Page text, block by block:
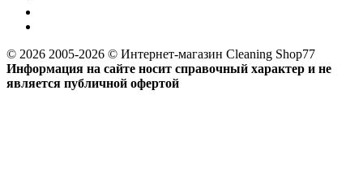
© 2026 2005-2026 © Интернет-магазин Cleaning Shop77
Информация на сайте носит справочный характер и не
является публичной офертой